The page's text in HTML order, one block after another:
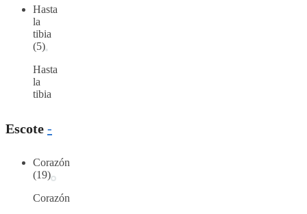
Hasta
la
tibia
(5)
Hasta
la
tibia
Escote -
Corazón
(19)
Corazón